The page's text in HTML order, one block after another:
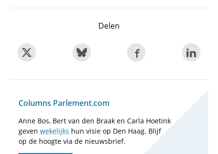
Delen
Columns Parlement.com
Anne Bos, Bert van den Braak en Carla Hoetink
geven wekelijks hun visie op Den Haag. Blijf
op de hoogte via de nieuwsbrief.